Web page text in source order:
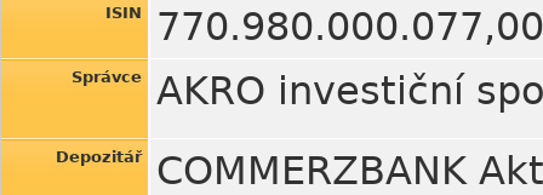
ISIN 770.980.000.077,00
Správce AKRO investiční
Depozitář COMMERZBANK